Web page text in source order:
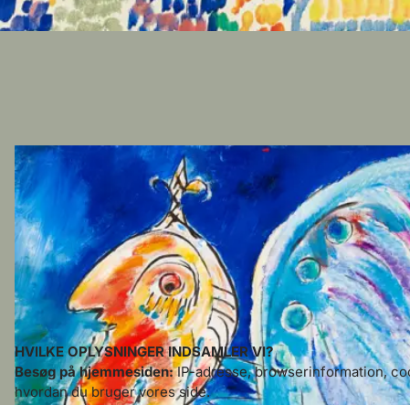
HVILKE OPLYSNINGER INDSAMLER VI?
Besøg på hjemmesiden:IP-adresse, browserinformation,
hvordan du bruger vores side.